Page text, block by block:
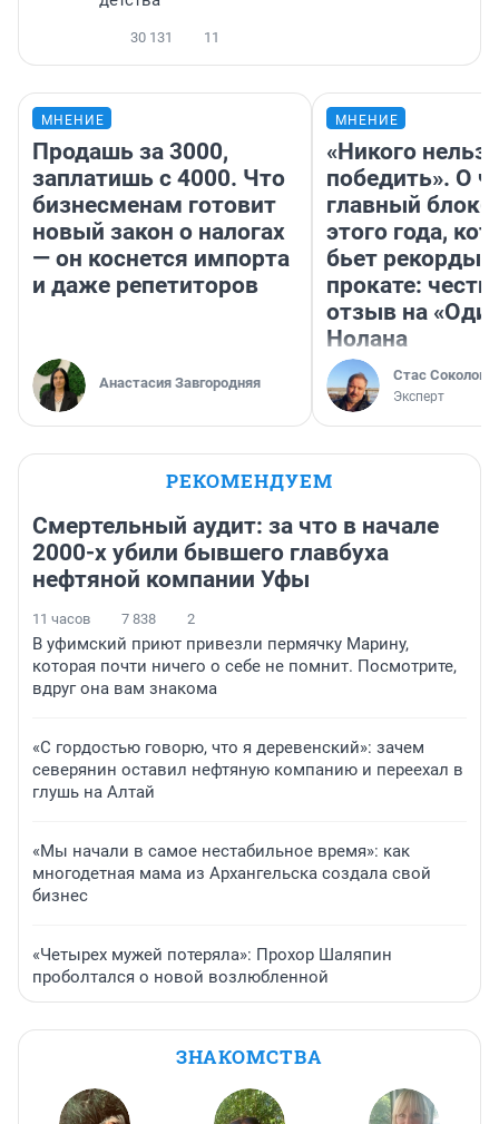
30 131 11
МНЕНИЕ
Продашь за 3000,
заплатишь с 4000. Что
бизнесменам готовит
новый закон о налогах
— он коснется импорта
и даже репетиторов
Анастасия Завгородняя
МНЕНИЕ
«Никого нельзя
победить». О
главный
этого года,
бьет рекорды в
прокате:
отзыв на
Нолана
Стас Соколов
Эксперт
РЕКОМЕНДУЕМ
Смертельный аудит: за что в начале
2000-х убили бывшего главбуха
нефтяной компании Уфы
11 часов 7 838 2
В уфимский приют привезли пермячку Марину,
которая почти ничего о себе не помнит. Посмотрите,
вдруг она вам знакома
«С гордостью говорю, что я деревенский»: зачем
северянин оставил нефтяную компанию и переехал в
глушь на Алтай
«Мы начали в самое нестабильное время»: как
многодетная мама из Архангельска создала свой
бизнес
«Четырех мужей потеряла»: Прохор Шаляпин
проболтался о новой возлюбленной
ЗНАКОМСТВА